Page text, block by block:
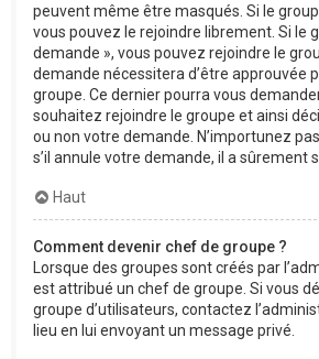
peuvent même être masqués. Si le
vous pouvez le rejoindre librement. Si le
demande », vous pouvez rejoindre le
demande nécessitera d’être approuvée
groupe. Ce dernier pourra vous
souhaitez rejoindre le groupe et ainsi
ou non votre demande. N’importunez
s’il annule votre demande, il a sûrement
Haut
Comment devenir chef de groupe ?
Lorsque des groupes sont créés par
est attribué un chef de groupe. Si vous
groupe d’utilisateurs, contactez
lieu en lui envoyant un message privé.